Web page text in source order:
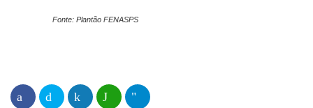
Fonte: Plantão FENASPS